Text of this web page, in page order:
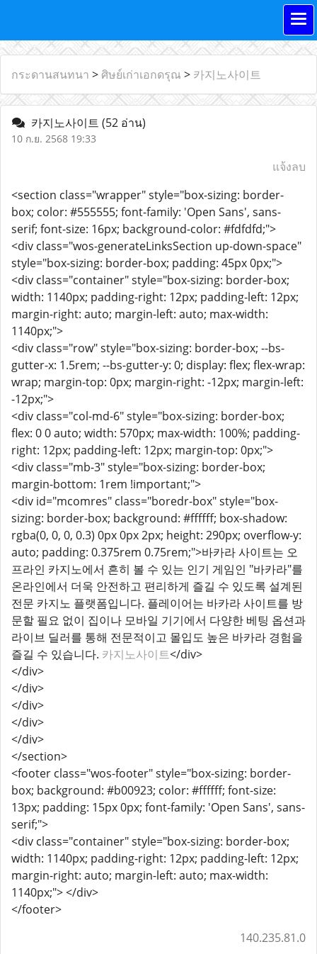
กระดานสนทนา > ศิษย์เก่าเอกดรุณ > 카지노사이트
카지노사이트 (52 อ่าน)
10 ก.ย. 2568 19:33
แจ้งลบ
<section class="wrapper" style="box-sizing: border-
box; color: #555555; font-family: 'Open Sans', sans-
serif; font-size: 16px; background-color: #fdfdfd;">
<div class="wos-generateLinksSection up-down-space"
style="box-sizing: border-box; padding: 45px 0px;">
<div class="container" style="box-sizing: border-box;
width: 1140px; padding-right: 12px; padding-left: 12px;
margin-right: auto; margin-left: auto; max-width:
1140px;">
<div class="row" style="box-sizing: border-box; --bs-
gutter-x: 1.5rem; --bs-gutter-y: 0; display: flex; flex-wrap:
wrap; margin-top: 0px; margin-right: -12px; margin-left:
-12px;">
<div class="col-md-6" style="box-sizing: border-box;
flex: 0 0 auto; width: 570px; max-width: 100%; padding-
right: 12px; padding-left: 12px; margin-top: 0px;">
<div class="mb-3" style="box-sizing: border-box;
margin-bottom: 1rem !important;">
<div id="mcomres" class="boredr-box" style="box-
sizing: border-box; background: #ffffff; box-shadow:
rgba(0, 0, 0, 0.3) 0px 0px 2px; height: 290px; overflow-y:
auto; padding: 0.375rem 0.75rem;">바카라 사이트는 오
프라인 카지노에서 흔히 볼 수 있는 인기 게임인 "바카라"를
온라인에서 더욱 안전하고 편리하게 즐길 수 있도록 설계된
전문 카지노 플랫폼입니다. 플레이어는 바카라 사이트를 방
문할 필요 없이 집이나 모바일 기기에서 다양한 베팅 옵션과
라이브 딜러를 통해 전문적이고 몰입도 높은 바카라 경험을
즐길 수 있습니다. 카지노사이트</div>
</div>
</div>
</div>
</div>
</div>
</section>
<footer class="wos-footer" style="box-sizing: border-
box; background: #b00923; color: #ffffff; font-size:
13px; padding: 15px 0px; font-family: 'Open Sans', sans-
serif;">
<div class="container" style="box-sizing: border-box;
width: 1140px; padding-right: 12px; padding-left: 12px;
margin-right: auto; margin-left: auto; max-width:
1140px;"> </div>
</footer>
140.235.81.0